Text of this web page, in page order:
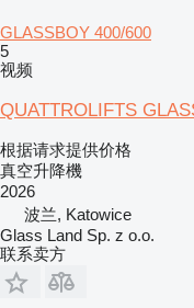
GLASSBOY 400/600
5
视频
QUATTROLIFTS
根据请求提供价格
真空升降機
2026
波兰, Katowice
Glass Land Sp. z o.o.
联系卖方